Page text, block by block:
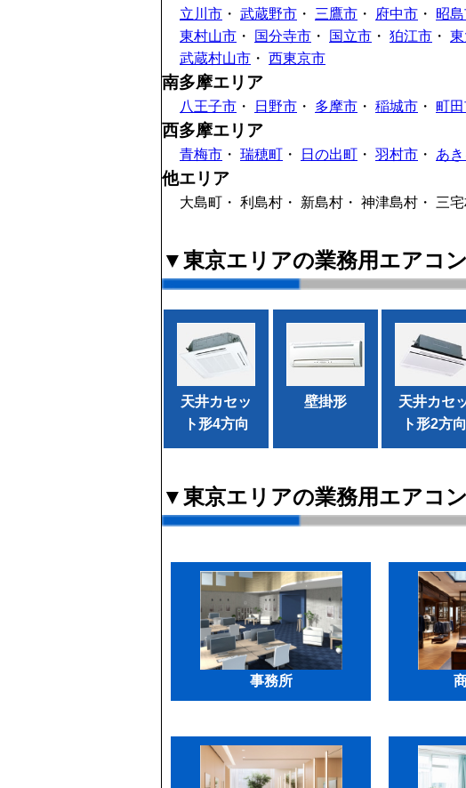
立川市 ・ 武蔵野市 ・ 三鷹市 ・ 府中市 ・ 昭
東村山市 ・ 国分寺市 ・ 国立市 ・ 狛江市 ・
武蔵村山市 ・ 西東京市
南多摩エリア
八王子市 ・ 日野市 ・ 多摩市 ・ 稲城市 ・ 町
西多摩エリア
青梅市 ・ 瑞穂町 ・ 日の出町 ・ 羽村市 ・ あ
他エリア
大島町・ 利島村・ 新島村・ 神津島村・ 三宅
▼東京エリアの業務用エアコ
天井カセッ
ト形4方向
壁掛形
天井カセ
ト形2方向
▼東京エリアの業務用エアコ
事務所